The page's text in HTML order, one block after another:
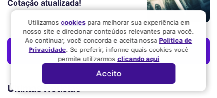
Cotação atualizada!
VER TODOS OS ARTIGOS
Últimas Notícias
Utilizamos cookiespara melhorar sua experiência em
nosso site e direcionar conteúdos relevantes para você.
Ao continuar, você concorda e aceita nossaPolítica de
Privacidade. Se preferir, informe quais cookies você
permite utilizarmos clicando aqui
Aceito